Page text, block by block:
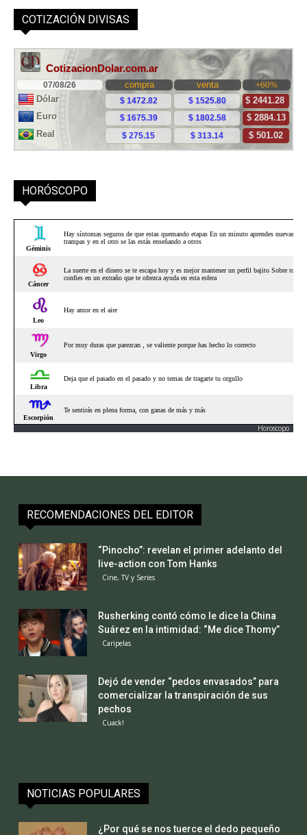
COTIZACIÓN DIVISAS
HORÓSCOPO
Horoscopo
RECOMENDACIONES DEL EDITOR
“Pinocho”: revelan el primer adelanto del
live-action con Tom Hanks
Cine, TV y Series
Rusherking contó cómo le dice la China
Suárez en la intimidad: “Me dice Thomy”
Caripelas
Dejó de vender “pedos envasados” para
comercializar la transpiración de sus
pechos
Cuack!
NOTICIAS POPULARES
¿Por qué se nos tuerce el dedo pequeño